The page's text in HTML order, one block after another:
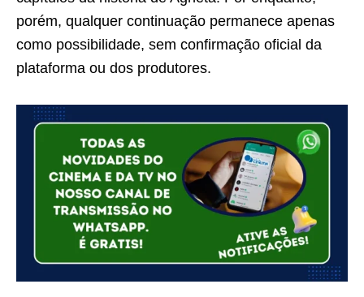
porém, qualquer continuação permanece apenas
como possibilidade, sem confirmação oficial da
plataforma ou dos produtores.